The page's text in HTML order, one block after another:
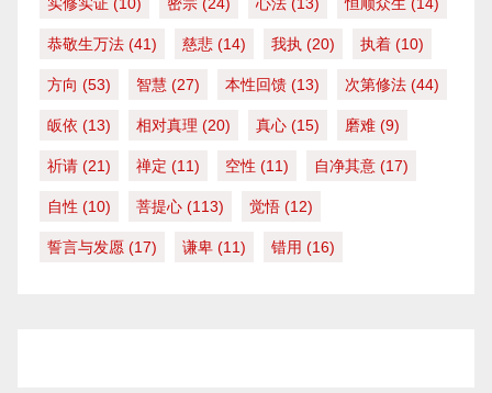
实修实证 (10) 密宗 (24) 心法 (13) 恒顺众生 (14)
恭敬生万法 (41) 慈悲 (14) 我执 (20) 执着 (10)
方向 (53) 智慧 (27) 本性回馈 (13) 次第修法 (44)
皈依 (13) 相对真理 (20) 真心 (15) 磨难 (9)
祈请 (21) 禅定 (11) 空性 (11) 自净其意 (17)
自性 (10) 菩提心 (113) 觉悟 (12)
誓言与发愿 (17) 谦卑 (11) 错用 (16)